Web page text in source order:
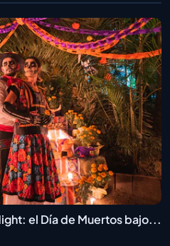
el Día de Muertos bajo...